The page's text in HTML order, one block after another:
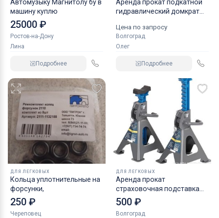
Автомузыку Магнитолу бу в
машину куплю
25000 ₽
Ростов-на-Дону
Лина
Подробнее
Аренда прокат подкатной
гидравлический домкрат
Цена по запросу
Волгоград
Олег
Подробнее
ДЛЯ ЛЕГКОВЫХ
Кольца уплотнительные на
форсунки,
250 ₽
Череповец
ДЛЯ ЛЕГКОВЫХ
Аренда прокат
страховочная подставка
NORDBERG 2 т
500 ₽
Волгоград